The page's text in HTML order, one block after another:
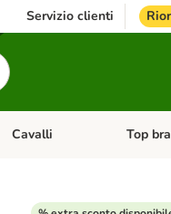
Servizio clienti
Apri Menu Categoria:
Cavalli Apri
Top